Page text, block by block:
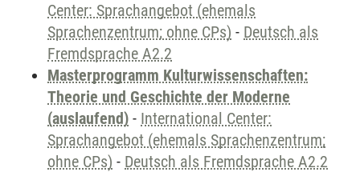
Center: Sprachangebot (ehemals
Sprachenzentrum; ohne CPs) - Deutsch als
Fremdsprache A2.2
Masterprogramm Kulturwissenschaften:
Theorie und Geschichte der Moderne
(auslaufend) - International Center:
Sprachangebot (ehemals Sprachenzentrum;
ohne CPs) - Deutsch als Fremdsprache A2.2